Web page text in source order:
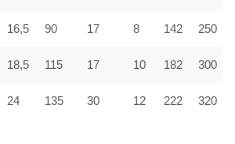
16,5 90 17 8 142 250
18,5 115 17 10 182 300
24 135 30 12 222 320